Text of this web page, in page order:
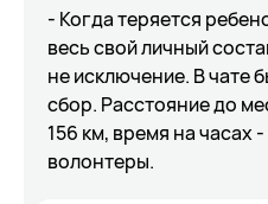
- Когда теряется
весь свой личный
не исключение. В чате
сбор. Расстояние до
156 км, время на часах
волонтеры.